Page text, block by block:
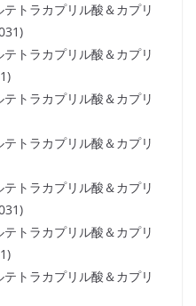
トラカプリル酸＆カプリ
トラカプリル酸＆カプリ
トラカプリル酸＆カプリ
トラカプリル酸＆カプリ
トラカプリル酸＆カプリ
トラカプリル酸＆カプリ
トラカプリル酸＆カプリ